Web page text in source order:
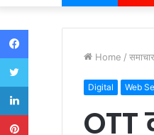
Home / समाचार
Digital Web
OTT
Facebook
Twitter
LinkedIn
Pinterest